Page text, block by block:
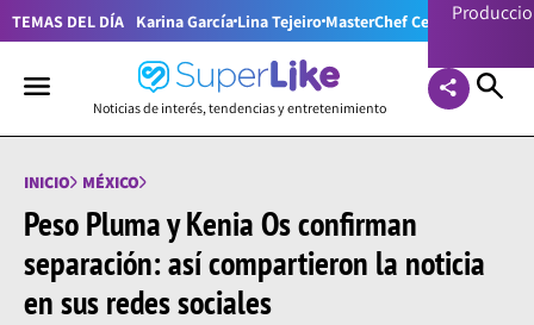
TEMAS DEL DÍA Karina García Lina Tejeiro MasterChef Celebrity
Noticias de interés, tendencias y entretenimiento
INICIO MÉXICO
Peso Pluma y Kenia Os confirman
separación: así compartieron la noticia
en sus redes sociales